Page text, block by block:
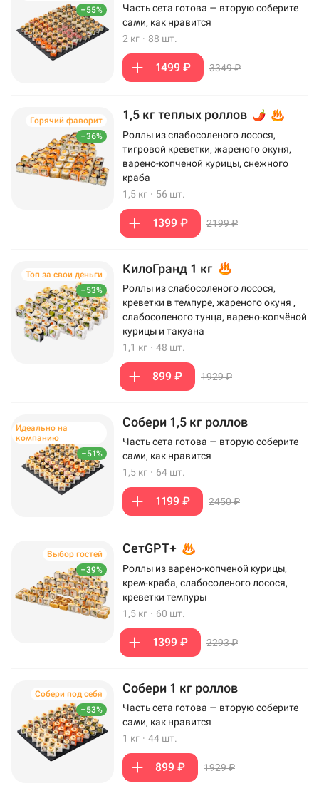
–55%
Часть сета готова — вторую соберите
сами, как нравится
2 кг · 88 шт.
1499 ₽ 3349 ₽
–36%
Горячий фаворит 1,5 кг теплых роллов
Роллы из слабосоленого лосося,
тигровой креветки, жареного окуня,
варено-копченой курицы, снежного
краба
1,5 кг · 56 шт.
1399 ₽ 2199 ₽
–53%
Топ за свои деньги КилоГранд 1 кг
Роллы из слабосоленого лосося,
креветки в темпуре, жареного окуня ,
слабосоленого тунца, варено-копчёной
курицы и такуана
1,1 кг · 48 шт.
899 ₽ 1929 ₽
–51%
Идеально на
компанию
Собери 1,5 кг роллов
Часть сета готова — вторую соберите
сами, как нравится
1,5 кг · 64 шт.
1199 ₽ 2450 ₽
–39%
Выбор гостей СетGPT+
Роллы из варено-копченой курицы,
крем-краба, слабосоленого лосося,
креветки темпуры
1,5 кг · 60 шт.
1399 ₽ 2293 ₽
–53%
Собери под себя Собери 1 кг роллов
Часть сета готова — вторую соберите
сами, как нравится
1 кг · 44 шт.
899 ₽ 1929 ₽